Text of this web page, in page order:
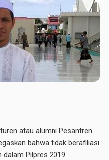
atau alumni Pesantren
bahwa tidak berafiliasi
dalam Pilpres 2019.